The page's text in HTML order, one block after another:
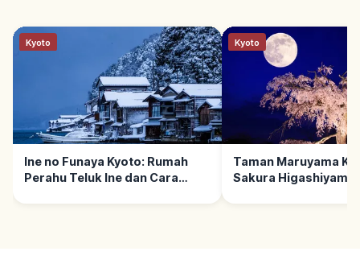
Kyoto
Ine no Funaya Kyoto: Rumah
Perahu Teluk Ine dan Cara
Kyoto
Taman Maruyama
Sakura Higashiyama